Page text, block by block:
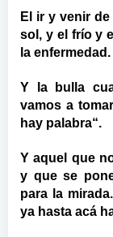
El ir y venir
sol, y el frío y
la enfermedad.
Y la bulla
vamos a
hay palabra“.
Y aquel que
y que se
para la
ya hasta acá